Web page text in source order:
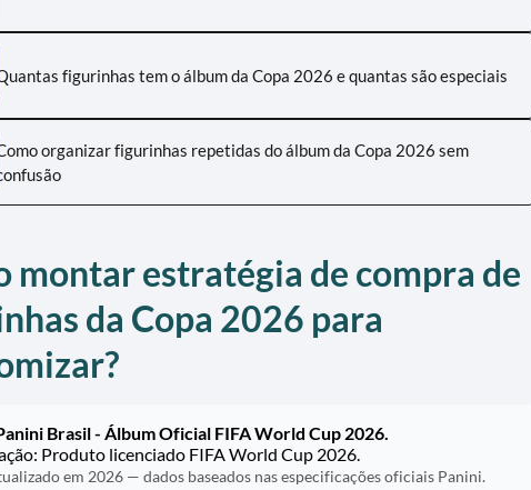
figurinhas tem o álbum da Copa 2026 e quantas são especiais
organizar figurinhas repetidas do álbum da Copa 2026 sem
montar estratégia de compra de
da Copa 2026 para
Brasil - Álbum Oficial FIFA World Cup 2026.
Produto licenciado FIFA World Cup 2026.
em 2026 — dados baseados nas especificações oficiais Panini.